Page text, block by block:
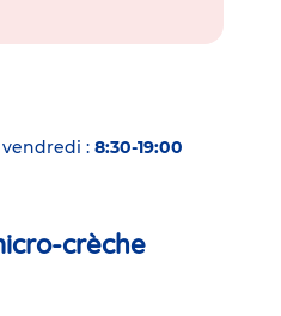
: 8:30-19:00
crèche